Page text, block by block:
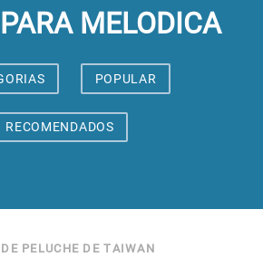
MELODICA
POPULAR
RECOMENDADOS
PELUCHE DE TAIWAN